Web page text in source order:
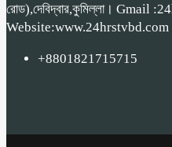
রোড),দেবিদ্বার,কুমিল্লা। Gmail
+8801821715715